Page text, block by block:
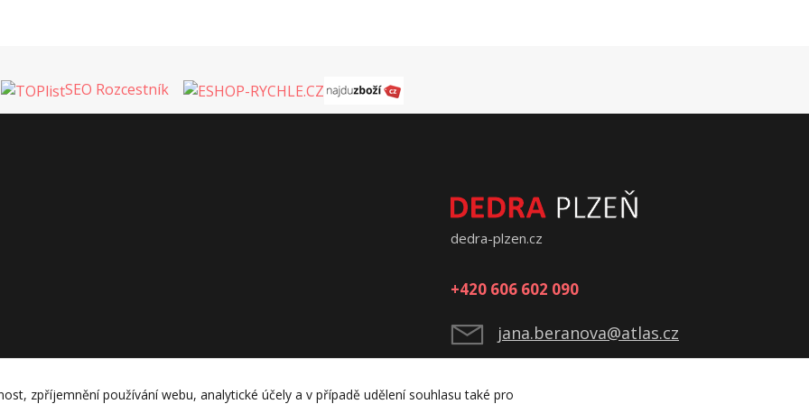
SEO Rozcestník
dedra-plzen.cz
+420 606 602 090
jana.beranova@atlas.cz
zpříjemnění používání webu, analytické účely a v případě udělení souhlasu také pro